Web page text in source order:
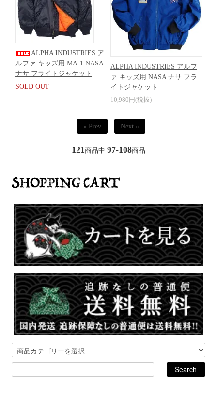
ALPHA INDUSTRIES ア
ルファ キッズ用 MA-1 NASA
ナサ フライトジャケット
SOLD OUT
ALPHA INDUSTRIES アルフ
ァ キッズ用 NASA ナサ フラ
イトジャケット
10,980円(税抜)
« Prev Next »
121 商品中 97-108商品